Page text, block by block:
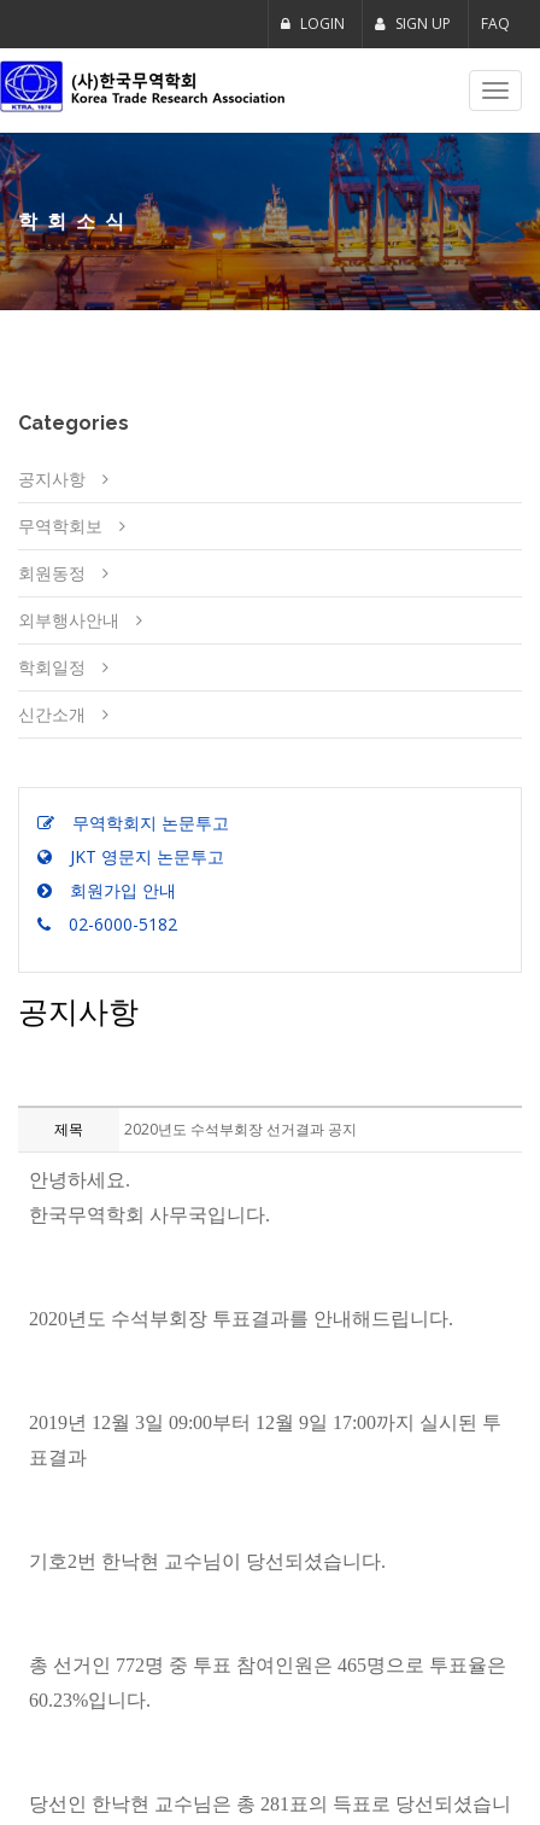
LOGIN SIGN UP FAQ
학회소식
Categories
공지사항
무역학회보
회원동정
외부행사안내
학회일정
신간소개
무역학회지 논문투고
JKT 영문지 논문투고
회원가입 안내
02-6000-5182
공지사항
제목 2020년도 수석부회장 선거결과 공지
안녕하세요.
한국무역학회 사무국입니다.
2020년도 수석부회장 투표결과를 안내해드립니다.
2019년 12월 3일 09:00부터 12월 9일 17:00까지 실시된 투
표결과
기호2번 한낙현 교수님이 당선되셨습니다.
총 선거인 772명 중 투표 참여인원은 465명으로 투표율은
60.23%입니다.
당선인 한낙현 교수님은 총 281 표의 득표로 당선되셨습니